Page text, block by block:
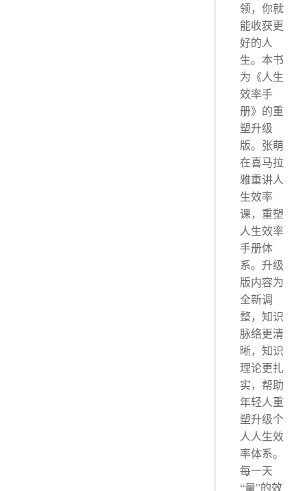
领，你就
能收获更
好的人
生。本书
为《人生
效率手
册》的重
塑升级
版。张萌
在喜马拉
雅重讲人
生效率
课，重塑
人生效率
手册体
系。升级
版内容为
全新调
整，知识
脉络更清
晰，知识
理论更扎
实，帮助
年轻人重
塑升级个
人人生效
率体系。
每一天
“量”的效